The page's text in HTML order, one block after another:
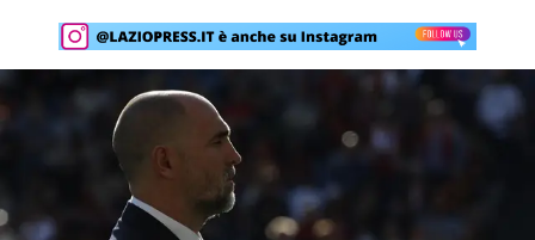
Social
Calcio
Serie A
Champions League